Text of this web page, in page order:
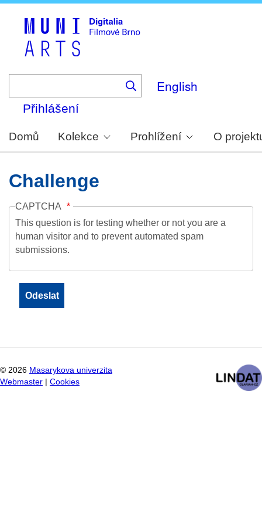
English
Přihlášení
Domů Kolekce Prohlížení O
Challenge
CAPTCHA
This question is for testing whether or not you are a
human visitor and to prevent automated spam
submissions.
© 2026 Masarykova univerzita
Webmaster
Cookies